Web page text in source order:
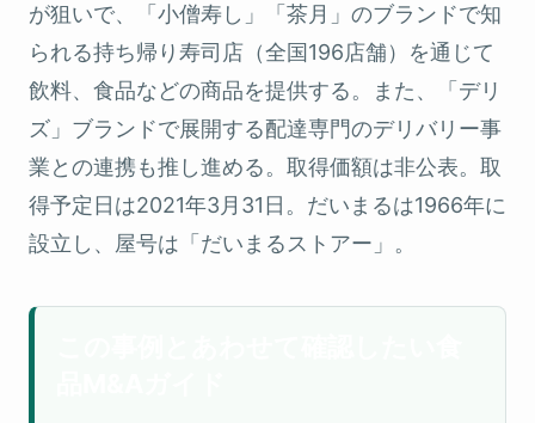
が狙いで、「小僧寿し」「茶月」のブランドで知
られる持ち帰り寿司店（全国196店舗）を通じて
飲料、食品などの商品を提供する。また、「デリ
ズ」ブランドで展開する配達専門のデリバリー事
業との連携も推し進める。取得価額は非公表。取
得予定日は2021年3月31日。だいまるは1966年に
設立し、屋号は「だいまるストアー」。